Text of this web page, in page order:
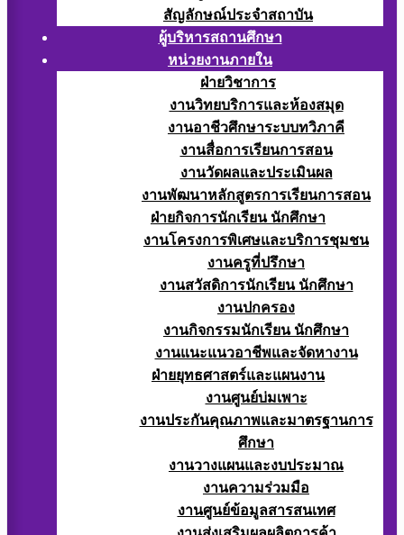
สัญลักษณ์ประจำสถาบัน
ผู้บริหารสถานศึกษา
หน่วยงานภายใน
ฝ่ายวิชาการ
งานวิทยบริการและห้องสมุด
งานอาชีวศึกษาระบบทวิภาคี
งานสื่อการเรียนการสอน
งานวัดผลและประเมินผล
งานพัฒนาหลักสูตรการเรียนการสอน
ฝ่ายกิจการนักเรียน นักศึกษา
งานโครงการพิเศษและบริการชุมชน
งานครูที่ปรึกษา
งานสวัสดิการนักเรียน นักศึกษา
งานปกครอง
งานกิจกรรมนักเรียน นักศึกษา
งานแนะแนวอาชีพและจัดหางาน
ฝ่ายยุทธศาสตร์และแผนงาน
งานศูนย์บ่มเพาะ
งานประกันคุณภาพและมาตรฐานการ
ศึกษา
งานวางแผนและงบประมาณ
งานความร่วมมือ
งานศูนย์ข้อมูลสารสนเทศ